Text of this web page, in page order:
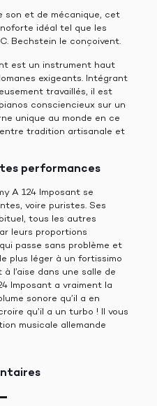
son et de mécanique, cet
idéal tel que les
Bechstein le conçoivent.
est un instrument haut
exigeants. Intégrant
travaillés, il est
consciencieux sur un
unique au monde en ce
tradition artisanale et
performances
A 124 Imposant se
voire puristes. Ses
tous les autres
leurs proportions
passe sans problème et
plus léger à un fortissimo
l’aise dans une salle de
Imposant a vraiment la
sonore qu’il a en
qu’il a un turbo ! Il vous
musicale allemande